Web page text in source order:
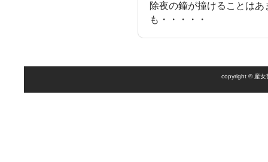
除夜の鐘が撞けることは
も・・・・・
copyright © 産女